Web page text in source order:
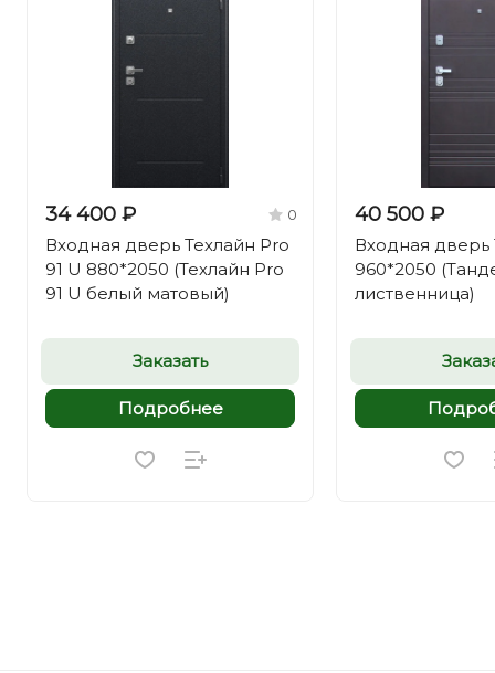
34 400 ₽ 0
Входная дверь Техлайн Pro
91 U 880*2050 (Техлайн Pro
91 U белый матовый)
Заказать
Подробнее
40 500 ₽
Входная
960*2050
лиственница)